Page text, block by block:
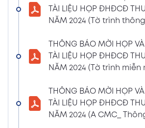
LIỆU HỌP ĐHĐCĐ THƯỜNG
(Dự thảo biên bản họp
6:07 PM
THÔNG BÁO MỜI HỌP VÀ
LIỆU HỌP ĐHĐCĐ
01/04/2024
4:00 PM
CBTT về việc nhận được
TÀI LIỆU HỌP ĐHĐCĐ
NĂM 2024 (Tờ trình
BKS)
THÔNG BÁO MỜI HỌP
TÀI LIỆU HỌP ĐHĐCĐ
NĂM 2024 (Tờ trình
THÔNG BÁO MỜI HỌP
TÀI LIỆU HỌP ĐHĐCĐ
NĂM 2024 (A CMC_